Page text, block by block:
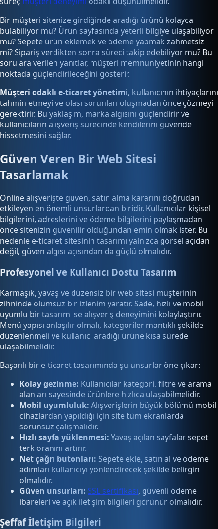
Bir müşteri sitenize girdiğinde aradığı ürünü kolayca
bulabiliyor mu? Ürün sayfasında yeterli bilgiye ulaşabiliyor
mu? Sepete ürün eklemek ve ödeme yapmak zahmetsiz
mi? Sipariş verdikten sonra süreci takip edebiliyor mu? Bu
sorulara verilen yanıtlar, müşteri memnuniyetinin hangi
noktada güçlendirileceğini gösterir.
Müşteri odaklı e-ticaret yönetimi, kullanıcının ihtiyaçlarını
tahmin etmeyi ve olası sorunları oluşmadan önce çözmeyi
gerektirir. Bu yaklaşım, marka algısını güçlendirir ve
kullanıcıların alışveriş sürecinde kendilerini güvende
hissetmesini sağlar.
Güven Veren Bir Web Sitesi
Tasarlamak
Online alışverişte güven, satın alma kararını doğrudan
etkileyen en önemli unsurlardan biridir. Kullanıcılar kişisel
bilgilerini, adreslerini ve ödeme bilgilerini paylaşmadan
önce sitenizin güvenilir olduğundan emin olmak ister. Bu
nedenle e-ticaret sitesinin tasarımı yalnızca görsel açıdan
değil, güven algısı açısından da güçlü olmalıdır.
Profesyonel ve Kullanıcı Dostu Tasarım
Karmaşık, yavaş ve düzensiz bir web sitesi müşterinin
zihninde olumsuz bir izlenim yaratır. Sade, hızlı ve mobil
uyumlu bir tasarım ise alışveriş deneyimini kolaylaştırır.
Menü yapısı anlaşılır olmalı, kategoriler mantıklı şekilde
düzenlenmeli ve kullanıcı aradığı ürüne kısa sürede
ulaşabilmelidir.
Başarılı bir e-ticaret tasarımında şu unsurlar öne çıkar:
Kolay gezinme: Kullanıcılar kategori, filtre ve arama
alanları sayesinde ürünlere hızlıca ulaşabilmelidir.
Mobil uyumluluk: Alışverişlerin büyük bölümü mobil
cihazlardan yapıldığı için site tüm ekranlarda
sorunsuz çalışmalıdır.
Hızlı sayfa yüklenmesi: Yavaş açılan sayfalar sepet
terk oranını artırır.
Net çağrı butonları: Sepete ekle, satın al ve ödeme
adımları kullanıcıyı yönlendirecek şekilde belirgin
olmalıdır.
Güven unsurları: SSL sertifikası, güvenli ödeme
ibareleri ve açık iletişim bilgileri görünür olmalıdır.
Şeffaf İletişim Bilgileri